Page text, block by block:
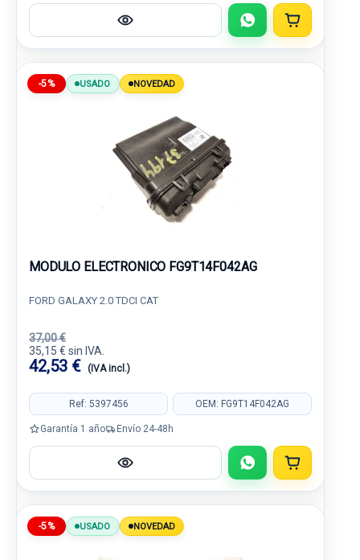
-5% USADO NOVEDAD
MODULO ELECTRONICO FG9T14F042AG
FORD GALAXY 2.0 TDCI CAT
37,00 €
35,15 € sin IVA.
42,53 € (IVA incl.)
Ref: 5397456 OEM: FG9T14F042AG
Garantía 1 año Envío 24-48h
-5% USADO NOVEDAD